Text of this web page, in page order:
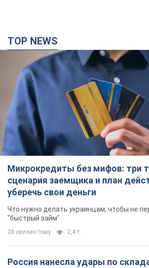
TOP NEWS
Микрокредиты без мифов: три
сценария заемщика и план
уберечь свои деньги
Что нужно делать украинцам, чтобы не
"быстрый займ"
28 хвилин тому 2,4 т.
Россия нанесла удары по